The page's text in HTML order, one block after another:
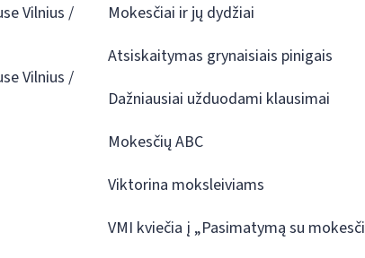
Vilnius /
Vilnius /
Mokesčiai ir jų dydžiai
Atsiskaitymas grynaisiais pinigais
Dažniausiai užduodami klausimai
Mokesčių ABC
Viktorina moksleiviams
VMI kviečia į „Pasimatymą su